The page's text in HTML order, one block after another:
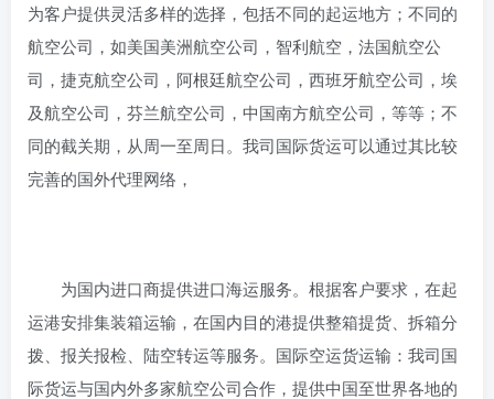
为客户提供灵活多样的选择，包括不同的起运地方；不同的
航空公司，如美国美洲航空公司，智利航空，法国航空公
司，捷克航空公司，阿根廷航空公司，西班牙航空公司，埃
及航空公司，芬兰航空公司，中国南方航空公司，等等；不
同的截关期，从周一至周日。我司国际货运可以通过其比较
完善的国外代理网络，
为国内进口商提供进口海运服务。根据客户要求，在起
运港安排集装箱运输，在国内目的港提供整箱提货、拆箱分
拨、报关报检、陆空转运等服务。国际空运货运输：我司国
际货运与国内外多家航空公司合作，提供中国至世界各地的